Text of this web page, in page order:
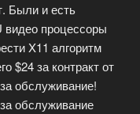
Были и есть
видео процессоры
X11 алгоритм
$24 за контракт от
обслуживание!
обслуживание